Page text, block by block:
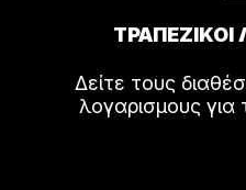
ΤΡΑΠΕΖΙΚΟΙ
Δείτε τους
λογαρισμους για